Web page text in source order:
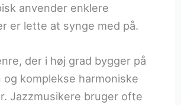
anvender enklere
er lette at synge med på.
der i høj grad bygger på
og komplekse harmoniske
Jazzmusikere bruger ofte